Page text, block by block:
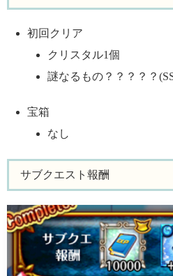
初回クリア
クリスタル1個
謎なるもの？？？？？
宝箱
なし
サブクエスト報酬